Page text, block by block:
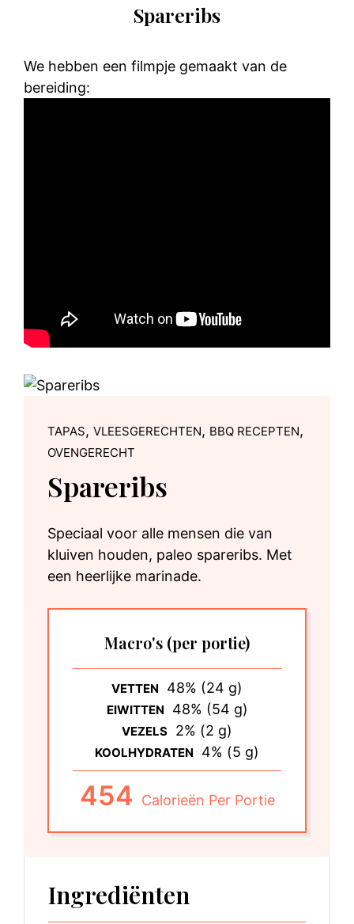
Spareribs
We hebben een filmpje gemaakt van de
bereiding:
TAPAS, VLEESGERECHTEN, BBQ RECEPTEN,
OVENGERECHT
Spareribs
Speciaal voor alle mensen die van
kluiven houden, paleo spareribs. Met
een heerlijke marinade.
Macro's (per portie)
VETTEN 48% (24 g)
EIWITTEN 48% (54 g)
VEZELS 2% (2 g)
KOOLHYDRATEN 4% (5 g)
454 Calorieën Per Portie
Ingrediënten